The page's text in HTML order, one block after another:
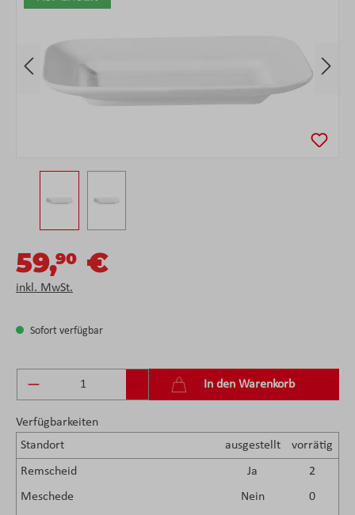
59,90 €
inkl. MwSt.
Sofort verfügbar
Produkt Anzahl: Gib den gewünschten Wert
In den Warenkorb
Verfügbarkeiten
Standort
ausgestellt vorrätig
Remscheid Ja
2
Meschede
Nein
0